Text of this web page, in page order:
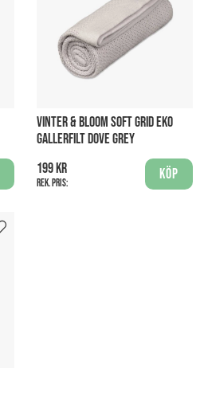
VINTER & BLOOM SOFT GRID EKO
GALLERFILT DOVE GREY
199 kr
Rek. pris:
Köp